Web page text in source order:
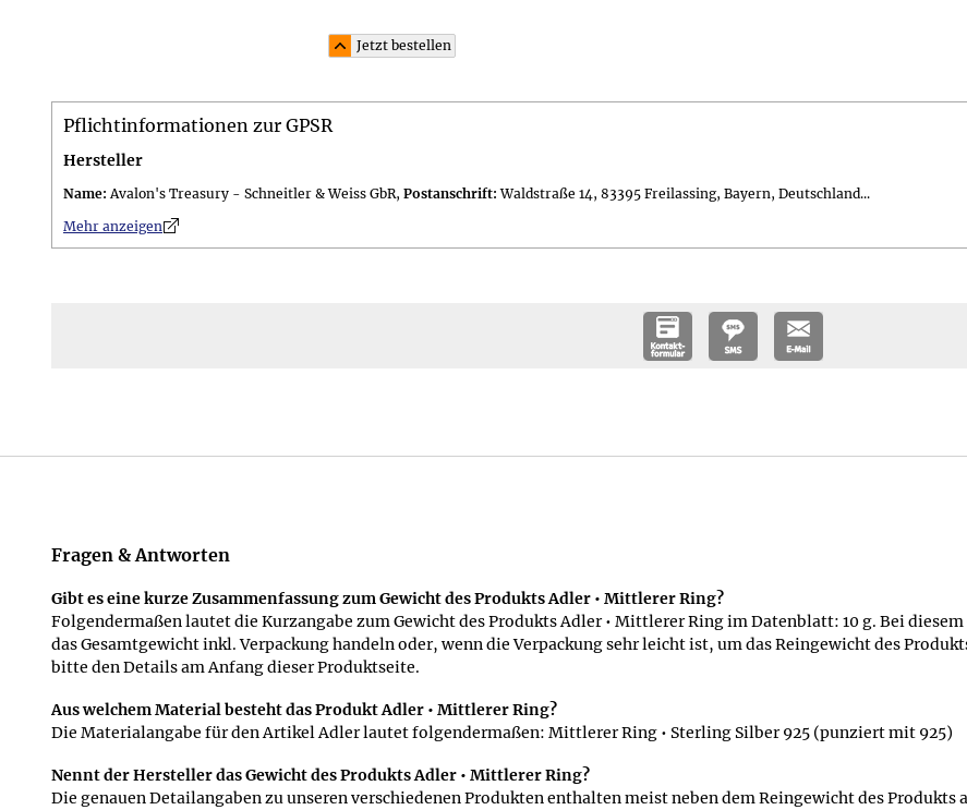
Jetzt bestellen
Material: Sterling Silber 925 (punziert mit 925)
Lieferumfang: im 10,0 x 7,5 cm großen attraktiven Schmuckbeutel; Geschenkset (gegen Aufpreis erhältlich) in einer
Gewicht: Gewicht des Schmucks 10 g, Gesamtgewicht des Geschenksets (gegen Aufpreis erhältlich) 70 g
Pflichtinformationen zur GPSR
Hersteller
Name: Avalon's Treasury - Schneitler & Weiss GbR, Postanschrift: Waldstraße 14, 83395 Freilassing, Bayern, Deutschland...
Mehr anzeigenn
Fragen & Antworten
Gibt es eine kurze Zusammenfassung zum Gewicht des Produkts Adler • Mittlerer Ring?
Folgendermaßen lautet die Kurzangabe zum Gewicht des Produkts Adler • Mittlerer Ring im Datenblatt: 10 g. Bei diesem
das Gesamtgewicht inkl. Verpackung handeln oder, wenn die Verpackung sehr leicht ist, um das Reingewicht des
bitte den Details am Anfang dieser Produktseite.
Aus welchem Material besteht das Produkt Adler • Mittlerer Ring?
Die Materialangabe für den Artikel Adler lautet folgendermaßen: Mittlerer Ring • Sterling Silber 925 (punziert mit 925)
Nennt der Hersteller das Gewicht des Produkts Adler • Mittlerer Ring?
Die genauen Detailangaben zu unseren verschiedenen Produkten enthalten meist neben dem Reingewicht des Produkts